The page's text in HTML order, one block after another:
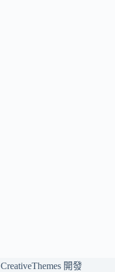
CreativeThemes 開發